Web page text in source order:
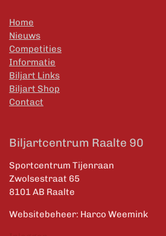
Home
Nieuws
Competities
Informatie
Biljart Links
Biljart Shop
Contact
Biljartcentrum Raalte 90
Sportcentrum Tijenraan
Zwolsestraat 65
8101 AB Raalte
Websitebeheer: Harco Weemink